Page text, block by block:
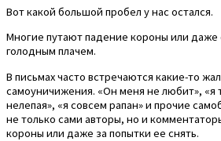
Вот какой большой пробел у нас остался.
Многие путают падение короны или даже
голодным плачем.
В письмах часто встречаются какие-то
самоуничижения. «Он меня не любит», «я
нелепая», «я совсем рапан» и прочие
не только сами авторы, но и
короны или даже за попытки ее снять.